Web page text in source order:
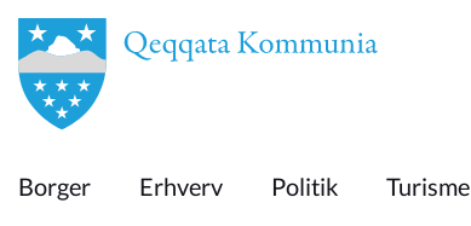
en
Borger
Erhverv
Borger Erhverv Politik Turisme